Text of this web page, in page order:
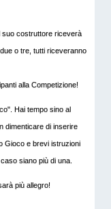
suo costruttore riceverà
o tre, tutti riceveranno
alla Competizione!
Hai tempo sino al
dimenticare di inserire
Gioco e brevi istruzioni
siano più di una.
più allegro!